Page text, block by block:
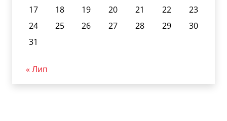
17
18 19 20 21 22
23
24
25 26 27 28 29
30
31
« Лип